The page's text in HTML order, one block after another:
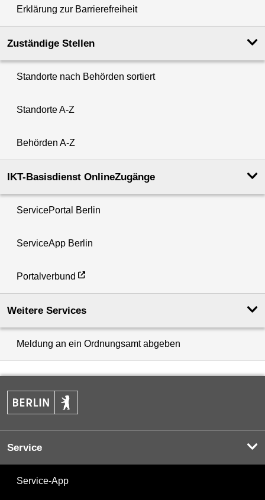
Erklärung zur Barrierefreiheit
Zuständige Stellen
Standorte nach Behörden sortiert
Standorte A-Z
Behörden A-Z
IKT-Basisdienst OnlineZugänge
ServicePortal Berlin
ServiceApp Berlin
Portalverbund
Weitere Services
Meldung an ein Ordnungsamt abgeben
Service
Service-App